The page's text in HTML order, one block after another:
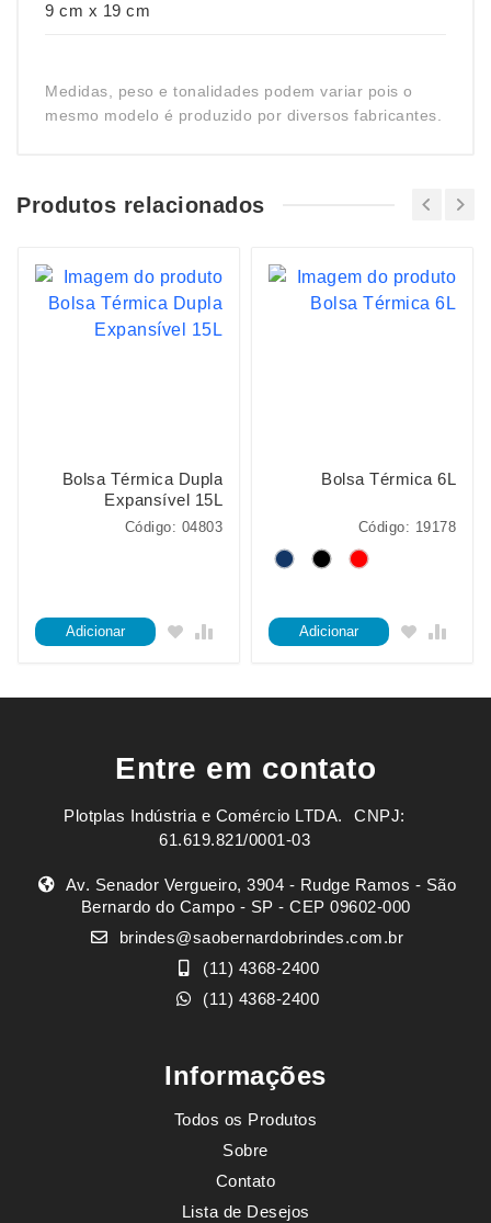
9 cm x 19 cm
Medidas, peso e tonalidades podem variar pois o
mesmo modelo é produzido por diversos fabricantes.
Produtos relacionados
Bolsa Térmica Dupla
Expansível 15L
Código: 04803
Adicionar
Bolsa Térmica 6L
Código: 19178
Adicionar
Entre em contato
Plotplas Indústria e Comércio LTDA. ㅤㅤㅤ CNPJ:
61.619.821/0001-03
Av. Senador Vergueiro, 3904 - Rudge Ramos - São
Bernardo do Campo - SP - CEP 09602-000
brindes@saobernardobrindes.com.br
(11) 4368-2400
(11) 4368-2400
Informações
Todos os Produtos
Sobre
Contato
Lista de Desejos